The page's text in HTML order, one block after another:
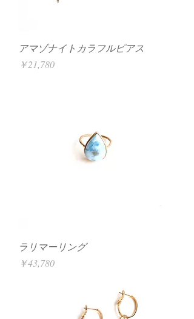
アマゾナイトカラフルピアス
価格
￥21,780
ラリマーリング
価格
￥43,780